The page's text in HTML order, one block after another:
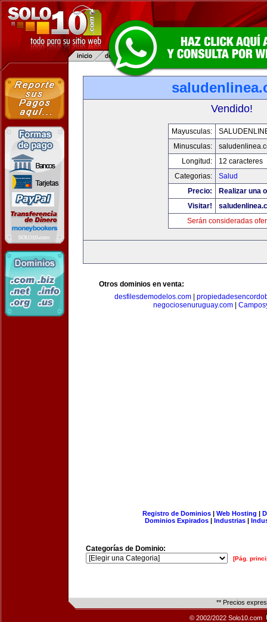
Vendido!
Mayusculas:
Minusculas:
Longitud:
12 caracteres
Categorias:
Salud
Precio:
Realizar una
Visitar!
Serán consideradas
Otros dominios en venta:
desfilesdemodelos.com|
negociosenuruguay.com|
Registro de Dominios| Web Hosting |
Dominios Expirados | Industrias |
Categorías de Dominio:
[Pág.
** Precios
© 2002/2022 Solo10.com